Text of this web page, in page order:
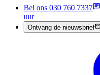
Bel ons 030 760 7337
uur
Ontvang de nieuwsbrief